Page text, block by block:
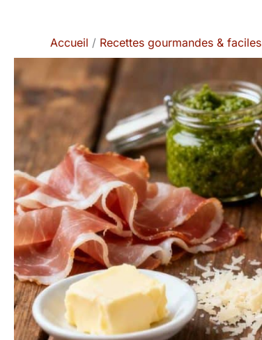
Accueil Recettes gourmandes & faciles